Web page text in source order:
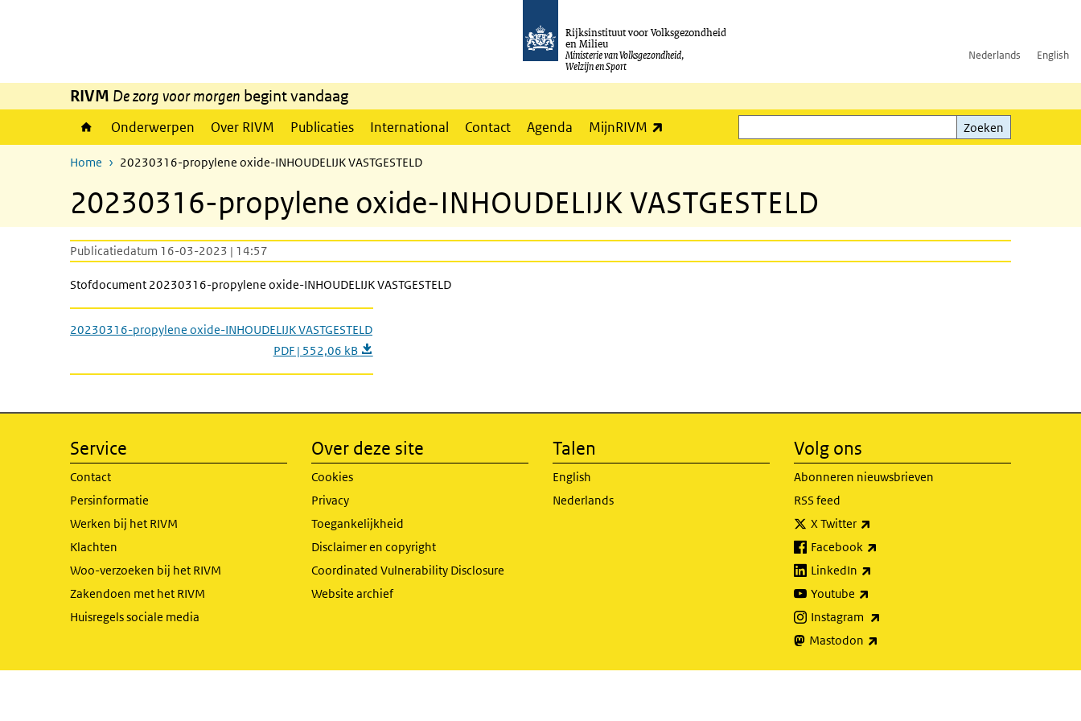
Rijksinstituut voor Volksgezondheid
en Milieu
Ministerie van Volksgezondheid,
Welzijn en Sport
Nederlands English
RIVM De zorg voor morgen begint vandaag
Onderwerpen Over RIVM Publicaties International Contact Agenda MijnRIVM
Zoeken
Zoeken
Home 20230316-propylene oxide-INHOUDELIJK VASTGESTELD
20230316-propylene oxide-INHOUDELIJK VASTGESTELD
Publicatiedatum 16-03-2023 | 14:57
Stofdocument 20230316-propylene oxide-INHOUDELIJK VASTGESTELD
20230316-propylene oxide-INHOUDELIJK VASTGESTELD
PDF | 552,06 kB
Service
Contact
Persinformatie
Werken bij het RIVM
Klachten
Woo-verzoeken bij het RIVM
Zakendoen met het RIVM
Huisregels sociale media
Over deze site
Cookies
Privacy
Toegankelijkheid
Disclaimer en copyright
Coordinated Vulnerability Disclosure
Website archief
Talen
English
Nederlands
Volg ons
Abonneren nieuwsbrieven
RSS feed
X Twitter
Facebook
LinkedIn
Youtube
Instagram
Mastodon